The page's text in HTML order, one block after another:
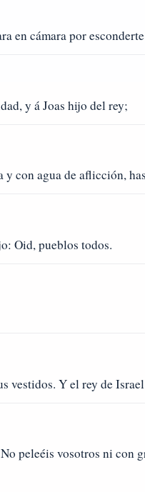
en cámara por
y á Joas hijo del rey;
con agua de aflicción,
Oid, pueblos todos.
vestidos. Y el rey de
peleéis vosotros ni con